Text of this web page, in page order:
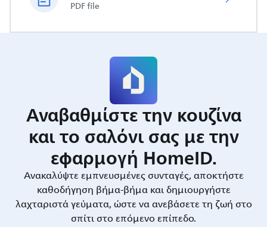
PDF file
Αναβαθμίστε την κουζίνα
και το σαλόνι σας με την
εφαρμογή HomeID.
Ανακαλύψτε εμπνευσμένες συνταγές, αποκτήστε
καθοδήγηση βήμα-βήμα και δημιουργήστε
λαχταριστά γεύματα, ώστε να ανεβάσετε τη ζωή στο
σπίτι στο επόμενο επίπεδο.